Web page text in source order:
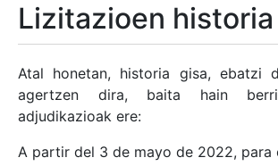
Erakutsi/Ezkutatu
Erakutsi/Ezkutatu
Lizitazioen historia
Atal honetan, historia gisa, ebatzi
agertzen dira, baita hain
adjudikazioak ere:
A partir del 3 de mayo de 2022, para